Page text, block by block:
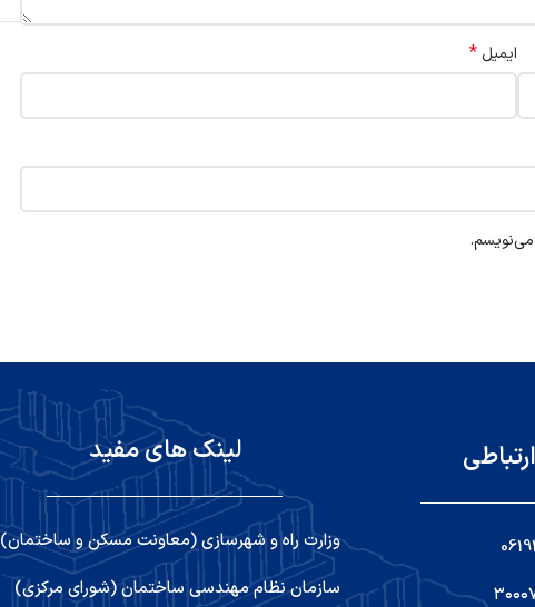
ایمیل *
می‌نویسم.
لینک های مفید
وزارت راه و شهرسازی (معاونت مسکن و ساختمان)
سازمان نظام مهندسی ساختمان (شورای مرکزی)